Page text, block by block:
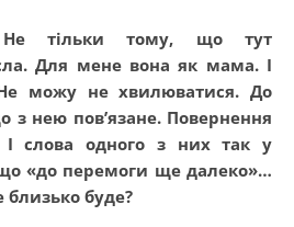
Для мене вона як мама. І
можу не хвилюватися. До
з нею пов’язане. Повернення
слова одного з них так у
що «до перемоги ще далеко»…
буде?